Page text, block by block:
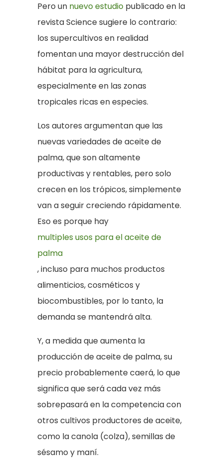
Pero un nuevo estudio publicado en la
revista Science sugiere lo contrario:
los supercultivos en realidad
fomentan una mayor destrucción del
hábitat para la agricultura,
especialmente en las zonas
tropicales ricas en especies.
Los autores argumentan que las
nuevas variedades de aceite de
palma, que son altamente
productivas y rentables, pero solo
crecen en los trópicos, simplemente
van a seguir creciendo rápidamente.
Eso es porque hay
multiples usos para el aceite de
palma
, incluso para muchos productos
alimenticios, cosméticos y
biocombustibles, por lo tanto, la
demanda se mantendrá alta.
Y, a medida que aumenta la
producción de aceite de palma, su
precio probablemente caerá, lo que
significa que será cada vez más
sobrepasará en la competencia con
otros cultivos productores de aceite,
como la canola (colza), semillas de
sésamo y maní.